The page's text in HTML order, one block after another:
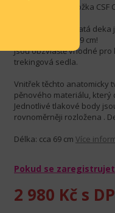
Podsedlová podložka CSF
Nejoblíbenější kulatá
délkou pouhých 69 cm!
Jsou obzvláště vhodné
trekingová sedla.
Vnitřek těchto anatomicky
pěnového materiálu, který
Jednotlivé tlakové body
rovnoměrněji rozložena .
Délka: cca 69 cm Více
Pokud se
2 980 Kč s